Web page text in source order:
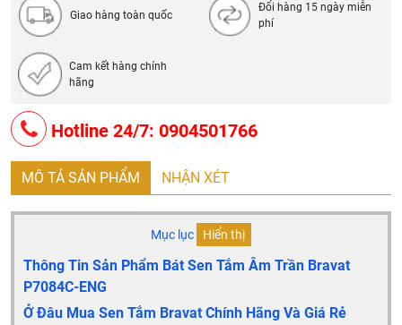
Giao hàng toàn quốc
Đổi hàng 15 ngày miễn
phí
Cam kết hàng chính
hãng
Hotline 24/7: 0904501766
MÔ TẢ SẢN PHẨM NHẬN XÉT
Mục lục Hiển thị
Thông Tin Sản Phẩm Bát Sen Tắm Âm Trần Bravat
P7084C-ENG
Ở Đâu Mua Sen Tắm Bravat Chính Hãng Và Giá Rẻ